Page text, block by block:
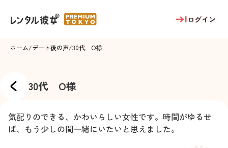
ログイン
ホーム/デート後の声/30代 O様
30代 O様
気配りのできる、かわいらしい女性です。時間がゆるせ
ば、もう少しの間一緒にいたいと思えました。